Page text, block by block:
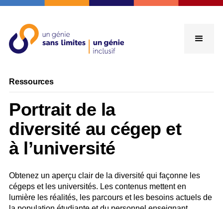
Ressources
Portrait de la
diversité au cégep et
à l’université
Obtenez un aperçu clair de la diversité qui façonne les
cégeps et les universités. Les contenus mettent en
lumière les réalités, les parcours et les besoins actuels de